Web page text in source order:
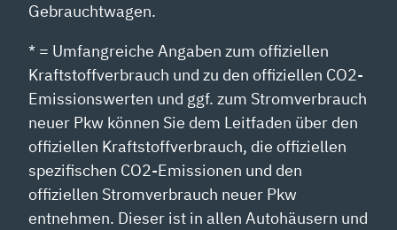
Gebrauchtwagen.
* = Umfangreiche Angaben zum offiziellen
Kraftstoffverbrauch und zu den offiziellen CO2-
Emissionswerten und ggf. zum Stromverbrauch
neuer Pkw können Sie dem Leitfaden über den
offiziellen Kraftstoffverbrauch, die offiziellen
spezifischen CO2-Emissionen und den
offiziellen Stromverbrauch neuer Pkw
entnehmen. Dieser ist in allen Autohäusern und